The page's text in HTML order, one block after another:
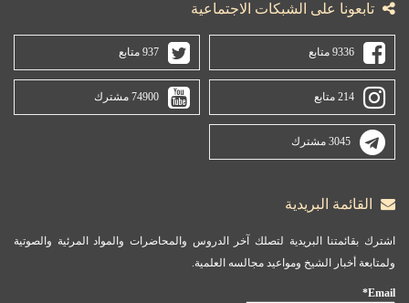
تابعونا على الشبكات الاجتماعية
9336 متابع 937 متابع
214 متابع 74900 مشترك
3045 مشترك
القائمة البريدية
اشترك بقائمتنا البريدية لتصلك آخر الدروس والمحاضرات والمواد المرئية والصوتية
ولمتابعة أخبار الشيخ ومواعيد مجالسه العلمية.
Email*